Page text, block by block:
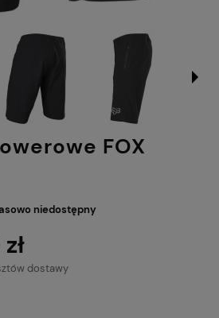
FOX
niedostępny
dostawy